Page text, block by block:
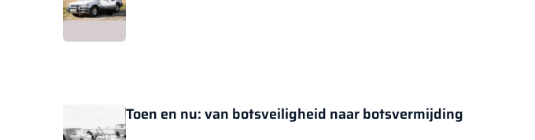
Toen en nu: van botsveiligheid naar botsvermijding